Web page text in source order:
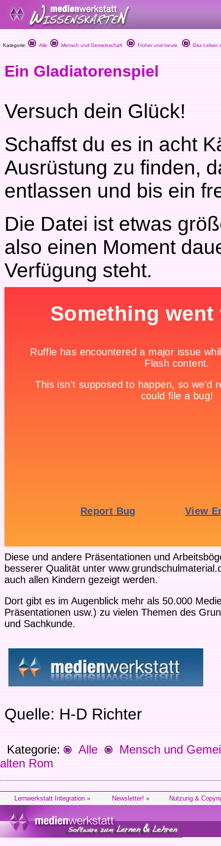
Kategorie: Alle Mensch und Gemeinschaft Früher und heute Das Leben
Ein Gladiatorenspiel
Versuch dein Glück!
Schaffst du es in acht
Ausrüstung zu finden,
entlassen und bis ein
Die Datei ist etwas
also einen Moment
Verfügung steht.
Diese und andere Präsentationen und
besserer Qualität unter
auch allen Kindern gezeigt werden.
Dort gibt es im Augenblick mehr als 50.000
Präsentationen usw.) zu vielen Themen des
und Sachkunde.
Quelle: H-D Richter
Kategorie: Alle
Mensch und
alten Rom
Lernwerkstatt Integration » Newsletter! » Nutzung &